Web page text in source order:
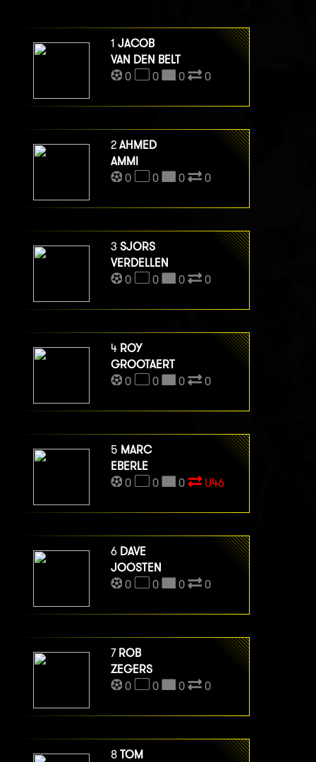
1 JACOB
VAN DEN BELT
0
0 0 0
2 AHMED
AMMI
0
0 0 0
3 SJORS
VERDELLEN
0
0 0 0
4 ROY
GROOTAERT
0
0 0 0
5 MARC
EBERLE
0
0 0 U46
6 DAVE
JOOSTEN
0
0 0 0
7 ROB
ZEGERS
0
0 0 0
8 TOM